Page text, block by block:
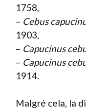
1758,
– Cebus
1903,
– Capucinus
– Capucinus
1914.
Malgré cela, la